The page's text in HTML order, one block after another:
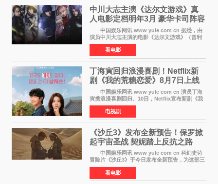
中川大志主演《达尔文游戏》真
人电影定档明年3月 豪华卡司阵容
公开
中国娱乐网讯 www yule com cn 据悉，由
演员中川大志主演的电影《达尔文游戏》（曾利
文彦执导）将于明年3月12日上映，该消息于7月9
日公布。 本片为累计发行量突破1000万册的
同名漫画的真
看电影
丁海寅回归浪漫喜剧！Netflix新
剧《我的荒糖恋爱》8月7日上线
中国娱乐网讯 www yule com cn 演员丁海
寅携浪漫喜剧回归。10日，Netflix宣布新剧《我
的荒糖恋爱》将于下月7日上线。 《我的荒糖
恋爱》是一部浪漫喜剧，讲述患上失忆症的检察
官高恩彩与
电视剧
《沙丘3》发布全新预告！保罗掀
起宇宙圣战 契妮踏上反抗之路
中国娱乐网讯 www yule com cn 科幻史诗
冒险片《沙丘3》于今日发布全新预告，为这部三
部曲最终章揭开神秘面纱。预告中展现了17年过
去后，保罗·厄崔迪以穆阿迪布之名登基称帝，发
动了一场
看电影